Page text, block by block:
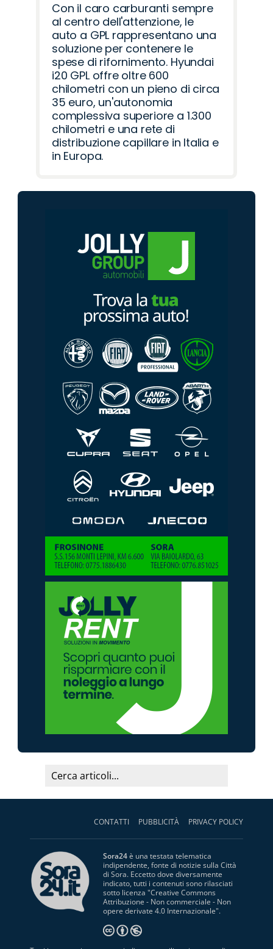
Con il caro carburanti sempre
al centro dell'attenzione, le
auto a GPL rappresentano una
soluzione per contenere le
spese di rifornimento. Hyundai
i20 GPL offre oltre 600
chilometri con un pieno di circa
35 euro, un'autonomia
complessiva superiore a 1.300
chilometri e una rete di
distribuzione capillare in Italia e
in Europa.
CONTATTI PUBBLICITÀ PRIVACY POLICY
Sora24è una testata telematica
indipendente, fonte di notizie sulla Città
di Sora. Eccetto dove diversamente
indicato, tutti i contenuti sono rilasciati
sotto licenza "Creative Commons
Attribuzione - Non commerciale - Non
opere derivate 4.0 Internazionale".